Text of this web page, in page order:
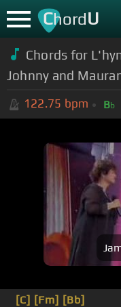
ChordU
Chords for
Johnny and
122.75 bpm Bb
[C] [Fm] [Bb]